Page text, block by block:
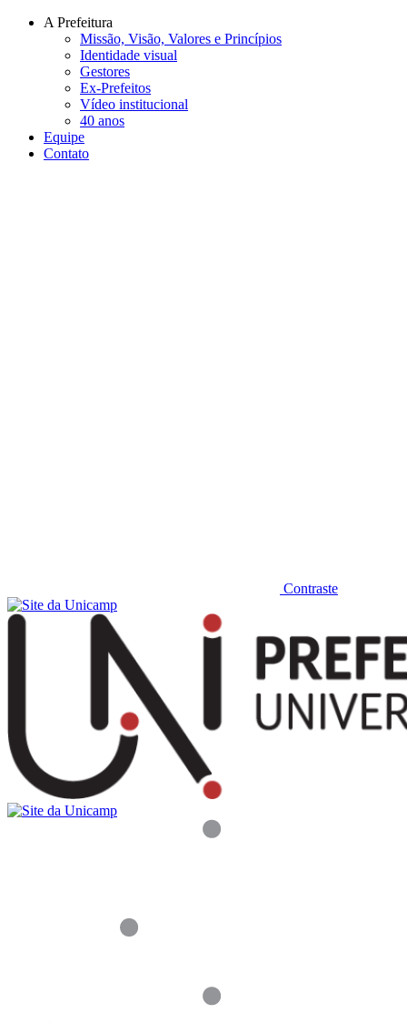
Conteúdo principal
A Prefeitura
Missão, Visão, Valores e Princípios
Identidade visual
Gestores
Ex-Prefeitos
Vídeo institucional
40 anos
Equipe
Contato
Contraste